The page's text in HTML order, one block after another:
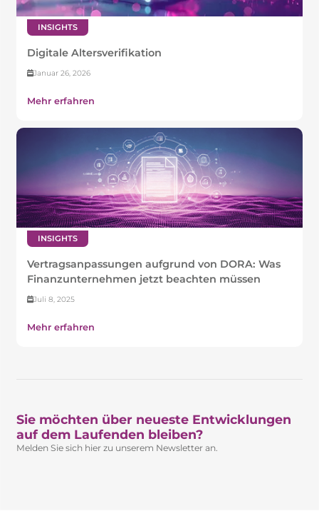
INSIGHTS
Digitale Altersverifikation
Januar 26, 2026
Mehr erfahren
INSIGHTS
Vertragsanpassungen aufgrund von DORA: Was
Finanzunternehmen jetzt beachten müssen
Juli 8, 2025
Mehr erfahren
Sie möchten über neueste Entwicklungen
auf dem Laufenden bleiben?​
Melden Sie sich hier zu unserem Newsletter an.